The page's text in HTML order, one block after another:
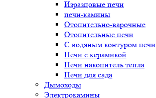
Изразцовые печи
печи-камины
Отопительно-варочные
Отопительные печи
С водяным контуром печи
Печи с керамикой
Печи накопитель тепла
Печи для сада
Дымоходы
Электрокамины